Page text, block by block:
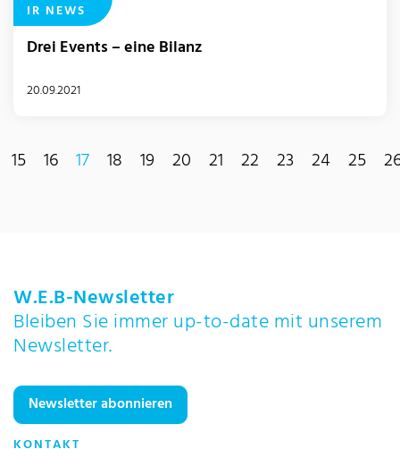
IR NEWS
Drei Events – eine Bilanz
20.09.2021
15 16 17 18 19 20 21 22 23 24 25
W.E.B-Newsletter
Bleiben Sie immer up-to-date mit unserem
Newsletter.
Newsletter abonnieren
KONTAKT